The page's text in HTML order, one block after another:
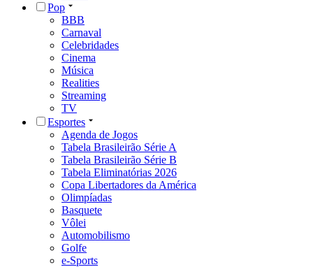
Pop
BBB
Carnaval
Celebridades
Cinema
Música
Realities
Streaming
TV
Esportes
Agenda de Jogos
Tabela Brasileirão Série A
Tabela Brasileirão Série B
Tabela Eliminatórias 2026
Copa Libertadores da América
Olimpíadas
Basquete
Vôlei
Automobilismo
Golfe
e-Sports